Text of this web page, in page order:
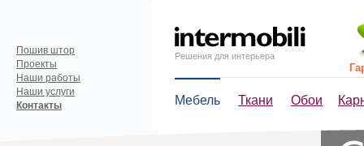
Решения для интерьера
Мебель Ткани Обои
Пошив штор
Проекты
Наши работы
Наши услуги
Контакты